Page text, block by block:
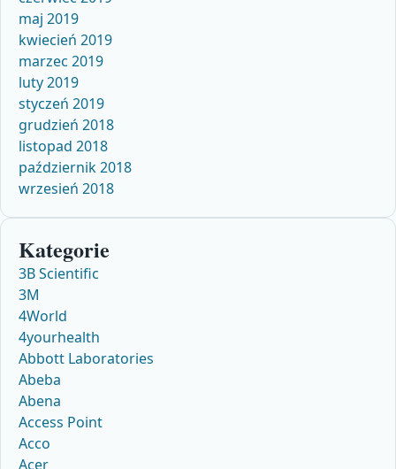
maj 2019
kwiecień 2019
marzec 2019
luty 2019
styczeń 2019
grudzień 2018
listopad 2018
październik 2018
wrzesień 2018
Kategorie
3B Scientific
3M
4World
4yourhealth
Abbott Laboratories
Abeba
Abena
Access Point
Acco
Acer